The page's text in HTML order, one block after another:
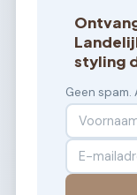
styling
Geen spam.